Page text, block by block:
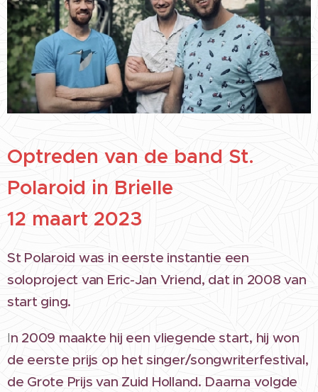
Optreden van de band St.
Polaroid in Brielle
12 maart 2023
St Polaroid was in eerste instantie een
soloproject van Eric-Jan Vriend, dat in 2008 van
start ging.
In 2009 maakte hij een vliegende start, hij won
de eerste prijs op het singer/songwriterfestival,
de Grote Prijs van Zuid Holland. Daarna volgde